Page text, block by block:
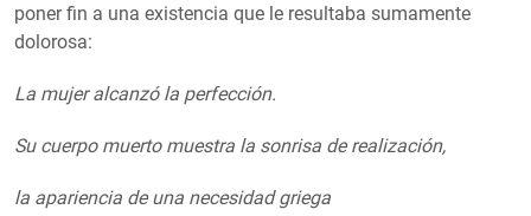
poner fin a una existencia que le resultaba sumamente
dolorosa:
La mujer alcanzó la perfección.
Su cuerpo muerto muestra la sonrisa de realización,
la apariencia de una necesidad griega